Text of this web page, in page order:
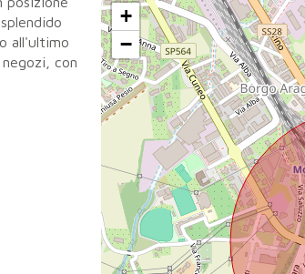
all'ultimo
con
+
−